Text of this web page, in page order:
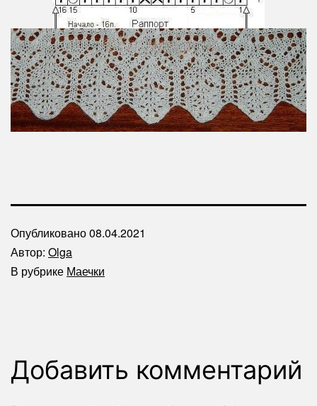
Опубликовано08.04.2021
Автор: Olga
В рубрике Маечки
Добавить комментарий